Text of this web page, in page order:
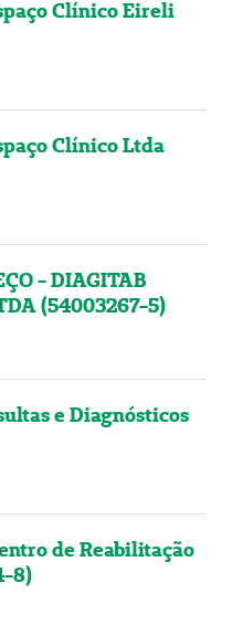
Clínico Eireli
Clínico Ltda
- DIAGITAB
(54003267-5)
e Diagnósticos
de Reabilitação
8)